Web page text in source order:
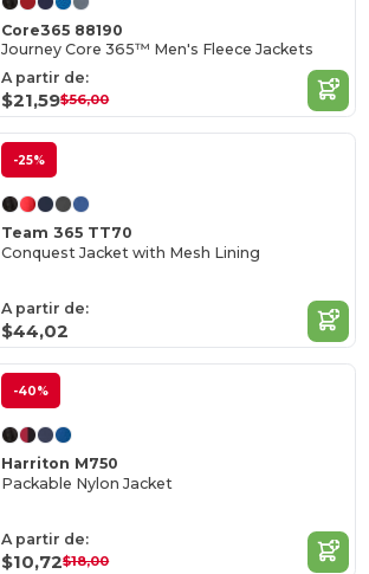
Core365 88190
Journey Core 365™ Men's Fleece Jackets
A partir de:
$21,59$56,00
-25%
Team 365 TT70
Conquest Jacket with Mesh Lining
A partir de:
$44,02
-40%
Harriton M750
Packable Nylon Jacket
A partir de:
$10,72$18,00